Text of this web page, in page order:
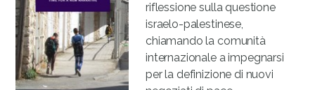
riflessione sulla questione
israelo-palestinese,
chiamando la comunità
internazionale a impegnarsi
per la definizione di nuovi